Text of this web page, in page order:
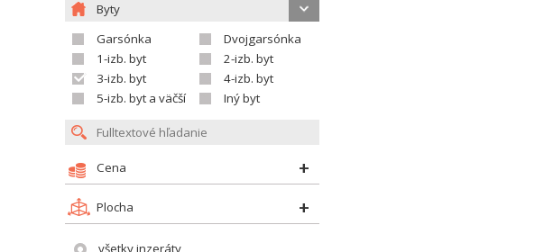
Byty
Garsónka
Dvojgarsónka
1-izb. byt
2-izb. byt
3-izb. byt
4-izb. byt
5-izb. byt a väčší
Iný byt
Cena
Plocha
všetky inzeráty